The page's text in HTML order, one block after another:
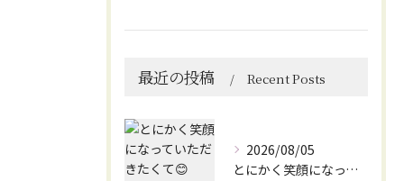
最近の投稿 Recent Posts
2026/08/05
とにかく笑顔になっていただきたくて😊